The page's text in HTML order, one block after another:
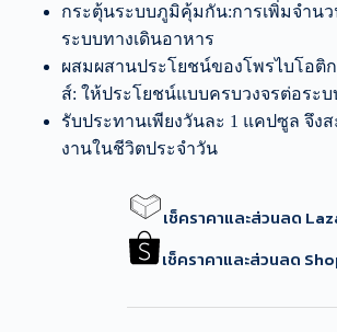
กระตุ้นระบบภูมิคุ้มกัน:การเพิ่มจำน
ระบบทางเดินอาหาร
ผสมผสานประโยชน์ของโพรไบโอติ
ส์: ให้ประโยชน์แบบครบวงจรต่อระบ
รับประทานเพียงวันละ 1 แคปซูล จึง
งานในชีวิตประจำวัน
เช็คราคาและส่วนลด
เช็คราคาและส่วนลด